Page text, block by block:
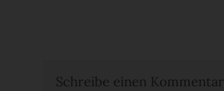
Schreibe einen Kommentar